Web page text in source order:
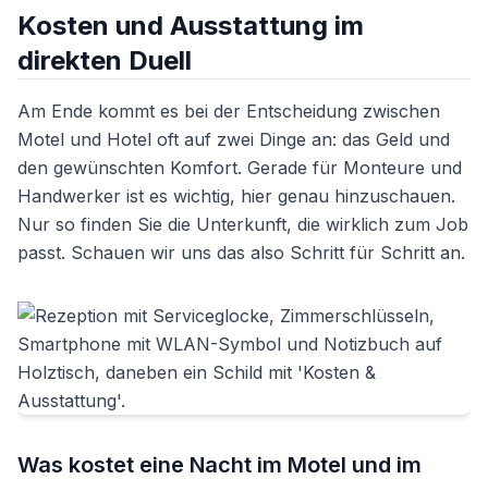
Kosten und Ausstattung im
direkten Duell
Am Ende kommt es bei der Entscheidung zwischen
Motel und Hotel oft auf zwei Dinge an: das Geld und
den gewünschten Komfort. Gerade für Monteure und
Handwerker ist es wichtig, hier genau hinzuschauen.
Nur so finden Sie die Unterkunft, die wirklich zum Job
passt. Schauen wir uns das also Schritt für Schritt an.
Was kostet eine Nacht im Motel und im